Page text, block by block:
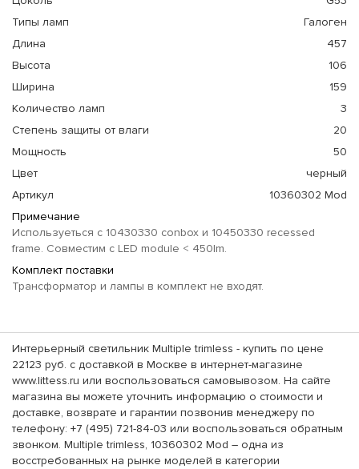
Типы ламп
Галоген
Длина
457
Высота
106
Ширина
159
Количество ламп
3
Степень защиты от влаги
20
Мощность
50
Цвет
черный
Артикул
10360302 Mod
Примечание
Используеться с 10430330 conbox и 10450330 recessed
frame. Совместим с LED module < 450lm.
Комплект поставки
Трансформатор и лампы в комплект не входят.
Интерьерный светильник Multiple trimless - купить по цене
22123 руб. с доставкой в Москве в интернет-магазине
www.littess.ru или воспользоваться самовывозом. На сайте
магазина вы можете уточнить информацию о стоимости и
доставке, возврате и гарантии позвонив менеджеру по
телефону: +7 (495) 721-84-03 или воспользоваться обратным
звонком. Multiple trimless, 10360302 Mod – одна из
восстребованных на рынке моделей в категории